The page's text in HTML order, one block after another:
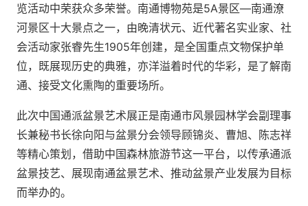
览活动中荣获众多荣誉。南通博物苑是5A景区—南通潦
河景区十大景点之一，由晚清状元、近代著名实业家、社
会活动家张睿先生1905年创建，是全国重点文物保护单
位，既展现历史的典雅，亦洋溢着时代的华彩，是了解南
通、接受文化熏陶的重要场所。
此次中国通派盆景艺术展正是南通市风景园林学会副理事
长兼秘书长徐向阳与盆景分会领导顾锦炎、曹旭、陈志祥
等精心策划，借助中国森林旅游节这一平台，以传承通派
盆景技艺、展现南通盆景艺术、推动盆景产业发展为目标
而举办的。